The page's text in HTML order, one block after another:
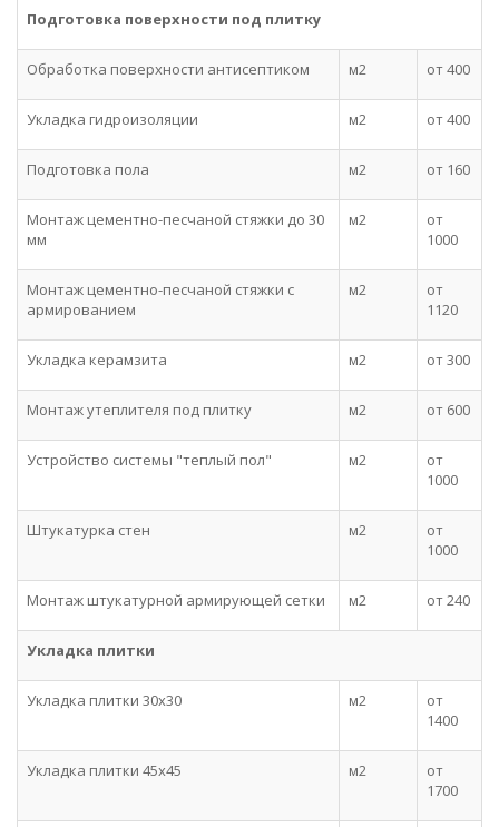
Подготовка поверхности под плитку
Обработка поверхности антисептиком м2 от 400
Укладка гидроизоляции м2 от 400
Подготовка пола м2 от 160
Монтаж цементно-песчаной стяжки до 30
мм
м2
от
1000
Монтаж цементно-песчаной стяжки с
армированием
м2
от
1120
Укладка керамзита м2 от 300
Монтаж утеплителя под плитку м2 от 600
Устройство системы "теплый пол" м2
от
1000
Штукатурка стен м2
от
1000
Монтаж штукатурной армирующей сетки м2 от 240
Укладка плитки
Укладка плитки 30x30 м2
от
1400
Укладка плитки 45x45 м2
от
1700